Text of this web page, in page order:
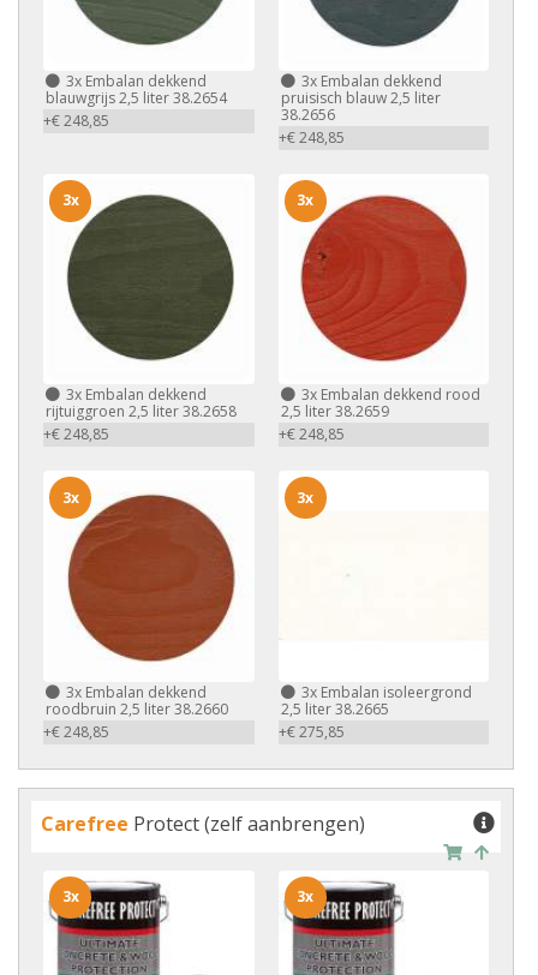
3x Embalan dekkend
blauwgrijs 2,5 liter 38.2654
+€ 248,85
3xEmbalan dekkend
pruisisch blauw 2,5 liter
38.2656
+€ 248,85
3x Embalan dekkend
rijtuiggroen 2,5 liter 38.2658
+€ 248,85
3x
3xEmbalan dekkend rood
2,5 liter 38.2659
+€ 248,85
3x
3x Embalan dekkend
roodbruin 2,5 liter 38.2660
+€ 248,85
3x
3xEmbalan isoleergrond
2,5 liter 38.2665
+€ 275,85
3x
Carefree Protect (zelf aanbrengen)
3x 3x